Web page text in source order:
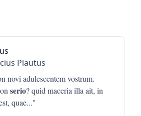
Plautus
novi adulescentem vostrum.
serio? quid maceria illa ait, in
quae..."